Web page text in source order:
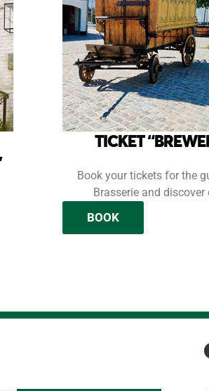
TICKET
Book your tickets for the
Brasserie and
BOOK